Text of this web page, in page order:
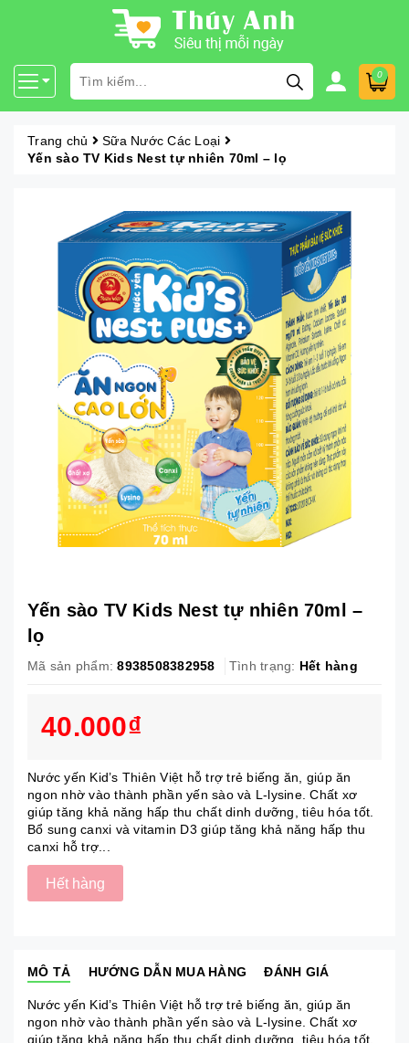
0
Trang chủ
Sữa Nước Các Loại
Yến sào TV Kids Nest tự nhiên 70ml – lọ
Yến sào TV Kids Nest tự nhiên 70ml –
lọ
Mã sản phẩm: 8938508382958 Tình trạng: Hết hàng
40.000₫
Nước yến Kid’s Thiên Việt hỗ trợ trẻ biếng ăn, giúp ăn
ngon nhờ vào thành phần yến sào và L-lysine. Chất xơ
giúp tăng khả năng hấp thu chất dinh dưỡng, tiêu hóa tốt.
Bổ sung canxi và vitamin D3 giúp tăng khả năng hấp thu
canxi hỗ trợ...
Hết hàng
MÔ TẢ HƯỚNG DẪN MUA HÀNG ĐÁNH GIÁ
Nước yến Kid’s Thiên Việt hỗ trợ trẻ biếng ăn, giúp ăn
ngon nhờ vào thành phần yến sào và L-lysine. Chất xơ
giúp tăng khả năng hấp thu chất dinh dưỡng, tiêu hóa tốt.